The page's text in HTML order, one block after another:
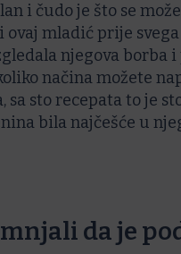
i čudo je što se
ovaj mladić prije
njegova borba
načina možete
sa sto recepata to je
bila najčešće u
da je